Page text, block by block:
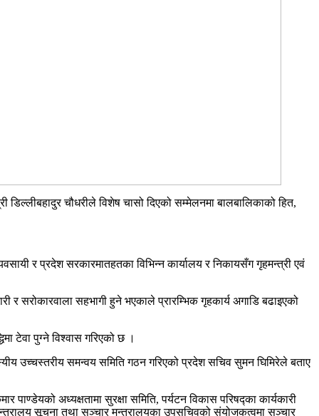
चौधरीले विशेष चासो दिएको सम्मेलनमा बालबालिकाको हित,
र प्रदेश सरकारमातहतका विभिन्न कार्यालय र निकायसँग गृहमन्त्री एवं
र सरोकारवाला सहभागी हुने भएकाले प्रारम्भिक गृहकार्य अगाडि बढाइएको
टेवा पुग्ने विश्वास गरिएको छ ।
उच्चस्तरीय समन्वय समिति गठन गरिएको प्रदेश सचिव सुमन घिमिरेले बताए
अध्यक्षतामा सुरक्षा समिति, पर्यटन विकास परिषद्का कार्यकारी
सूचना तथा सञ्चार मन्त्रालयका उपसचिवको संयोजकत्वमा सञ्चार